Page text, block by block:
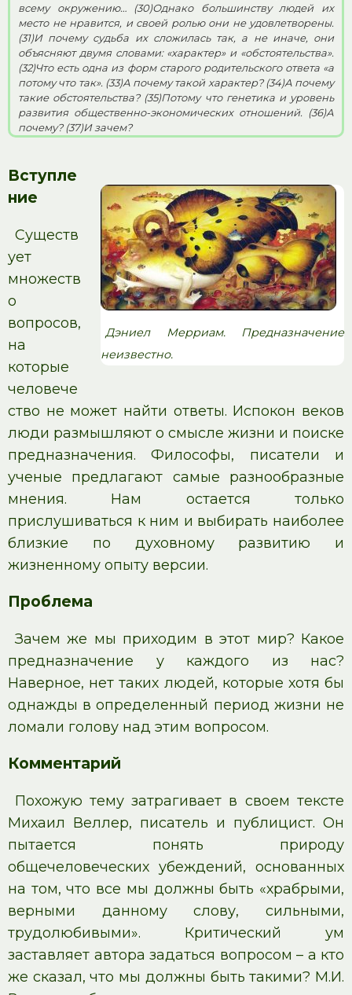
всему окружению… (30)Однако большинству людей их
место не нравится, и своей ролью они не удовлетворены.
(31)И почему судьба их сложилась так, а не иначе, они
объясняют двумя словами: «характер» и «обстоятельства».
(32)Что есть одна из форм старого родительского ответа «а
потому что так». (33)А почему такой характер? (34)А почему
такие обстоятельства? (35)Потому что генетика и уровень
развития общественно-экономических отношений. (36)А
почему? (37)И зачем?
Дэниел Мерриам. Предназначение
неизвестно.
Вступле
ние
Существ
ует
множеств
о
вопросов,
на
которые
человече
ство не может найти ответы. Испокон веков
люди размышляют о смысле жизни и поиске
предназначения. Философы, писатели и
ученые предлагают самые разнообразные
мнения. Нам остается только
прислушиваться к ним и выбирать наиболее
близкие по духовному развитию и
жизненному опыту версии.
Проблема
Зачем же мы приходим в этот мир? Какое
предназначение у каждого из нас?
Наверное, нет таких людей, которые хотя бы
однажды в определенный период жизни не
ломали голову над этим вопросом.
Комментарий
Похожую тему затрагивает в своем тексте
Михаил Веллер, писатель и публицист. Он
пытается понять природу
общечеловеческих убеждений, основанных
на том, что все мы должны быть «храбрыми,
верными данному слову, сильными,
трудолюбивыми». Критический ум
заставляет автора задаться вопросом – а кто
же сказал, что мы должны быть такими? М.И.